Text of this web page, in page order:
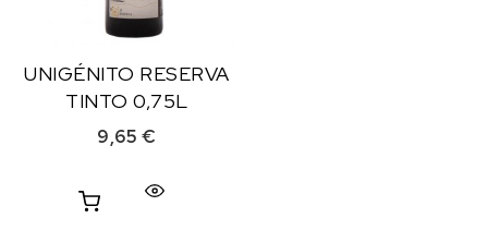
UNIGÉNITO RESERVA
TINTO 0,75L
9,65 €